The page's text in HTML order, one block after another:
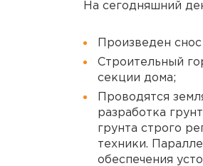
На сегодняшний
Произведен
Строительный
секции дома;
Проводятся
разработка
грунта строго
техники.
обеспечения